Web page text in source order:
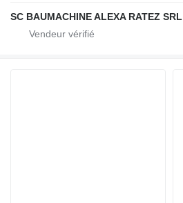
SC BAUMACHINE ALEXA RATEZ SRL